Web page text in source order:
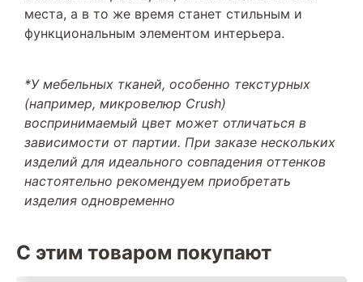
места, а в то же время станет стильным и
функциональным элементом интерьера.
*У мебельных тканей, особенно текстурных
(например, микровелюр Crush)
воспринимаемый цвет может отличаться в
зависимости от партии. При заказе нескольких
изделий для идеального совпадения оттенков
настоятельно рекомендуем приобретать
изделия одновременно
С этим товаром покупают